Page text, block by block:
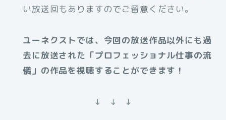
い放送回もありますのでご留意ください。
ユーネクストでは、今回の放送作品以外にも過
去に放送された「プロフェッショナル仕事の流
儀」の作品を視聴することができます！
↓ ↓ ↓